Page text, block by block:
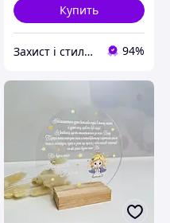
Купить
Захист і стиль — в одному магазині 94%